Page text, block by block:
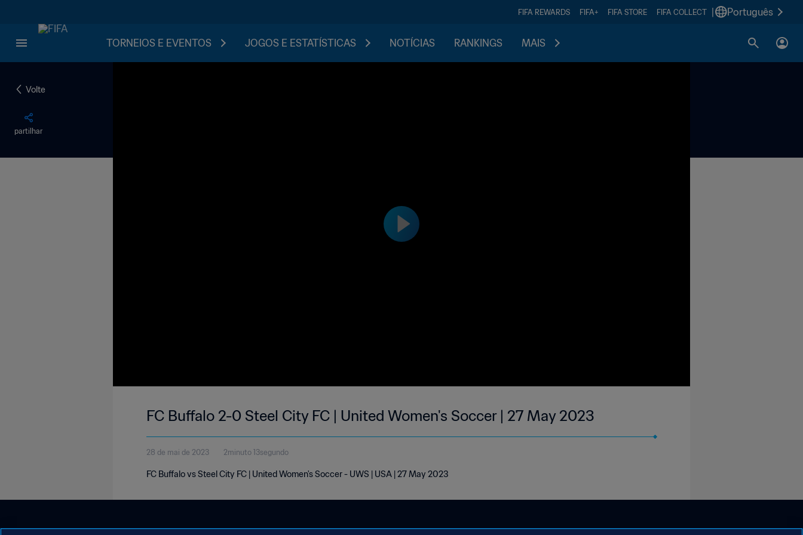
FIFA REWARDS FIFA+ FIFA STORE FIFA COLLECT Português
TORNEIOS E EVENTOS JOGOS E ESTATÍSTICAS NOTÍCIAS RANKINGS MAIS
Volte
partilhar
FC Buffalo 2-0 Steel City FC | United Women's Soccer | 27 May 2023
28 de mai de 2023 2minuto 13segundo
FC Buffalo vs Steel City FC | United Women's Soccer - UWS | USA | 27 May 2023